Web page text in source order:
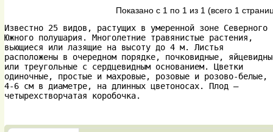
Показано с 1 по 1 из 1 (всего 1
Известно 25 видов, растущих в умеренной зоне Северного
Южного полушария. Многолетние травянистые растения,
вьющиеся или лазящие на высоту до 4 м. Листья
расположены в очередном порядке, почковидные,
или треугольные с сердцевидным основанием. Цветки
одиночные, простые и махровые, розовые и розово-белые,
4-6 см в диаметре, на длинных цветоносах. Плод —
четырехстворчатая коробочка.